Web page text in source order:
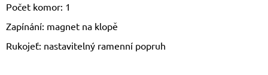
Počet komor: 1
Zapínání: magnet na klopě
Rukojeť: nastavitelný ramenní popruh